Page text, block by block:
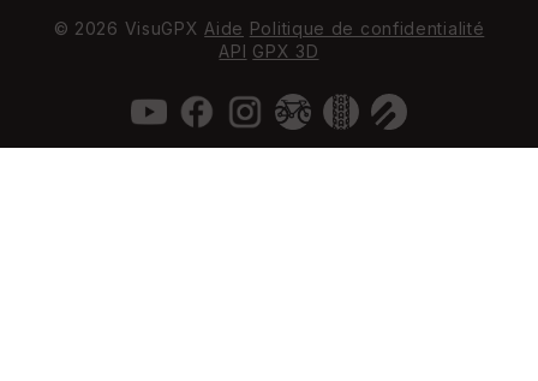
© 2026 VisuGPX Aide Politique de confidentialité
API GPX 3D